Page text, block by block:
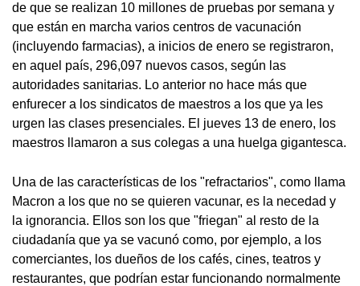
de que se realizan 10 millones de pruebas por semana y
que están en marcha varios centros de vacunación
(incluyendo farmacias), a inicios de enero se registraron,
en aquel país, 296,097 nuevos casos, según las
autoridades sanitarias. Lo anterior no hace más que
enfurecer a los sindicatos de maestros a los que ya les
urgen las clases presenciales. El jueves 13 de enero, los
maestros llamaron a sus colegas a una huelga gigantesca.
Una de las características de los "refractarios", como llama
Macron a los que no se quieren vacunar, es la necedad y
la ignorancia. Ellos son los que "friegan" al resto de la
ciudadanía que ya se vacunó como, por ejemplo, a los
comerciantes, los dueños de los cafés, cines, teatros y
restaurantes, que podrían estar funcionando normalmente